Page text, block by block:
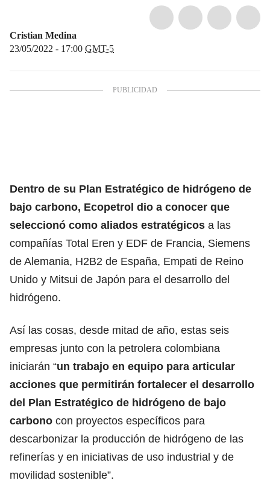
Cristian Medina
23/05/2022 - 17:00 GMT-5
Dentro de su Plan Estratégico de hidrógeno de
bajo carbono, Ecopetrol dio a conocer que
seleccionó como aliados estratégicos a las
compañías Total Eren y EDF de Francia, Siemens
de Alemania, H2B2 de España, Empati de Reino
Unido y Mitsui de Japón para el desarrollo del
hidrógeno.
Así las cosas, desde mitad de año, estas seis
empresas junto con la petrolera colombiana
iniciarán “un trabajo en equipo para articular
acciones que permitirán fortalecer el desarrollo
del Plan Estratégico de hidrógeno de bajo
carbono con proyectos específicos para
descarbonizar la producción de hidrógeno de las
refinerías y en iniciativas de uso industrial y de
movilidad sostenible”.